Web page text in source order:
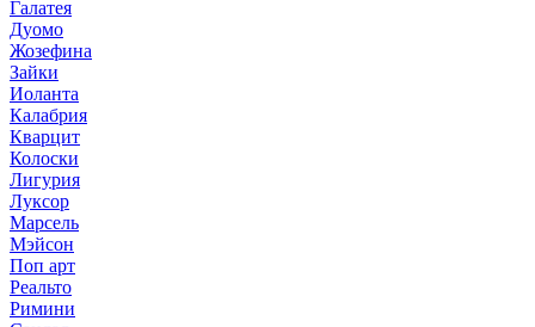
Галатея
Дуомо
Жозефина
Зайки
Иоланта
Калабрия
Кварцит
Колоски
Лигурия
Луксор
Марсель
Мэйсон
Поп арт
Реальто
Римини